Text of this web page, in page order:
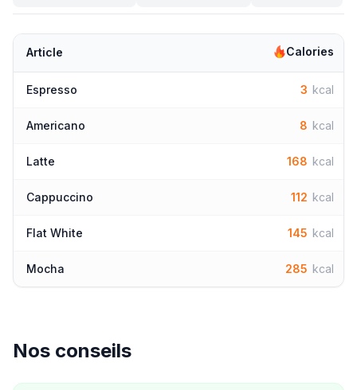
Article Calories
Espresso 3 kcal
Americano 8 kcal
Latte 168 kcal
Cappuccino 112 kcal
Flat White 145 kcal
Mocha 285 kcal
Nos conseils